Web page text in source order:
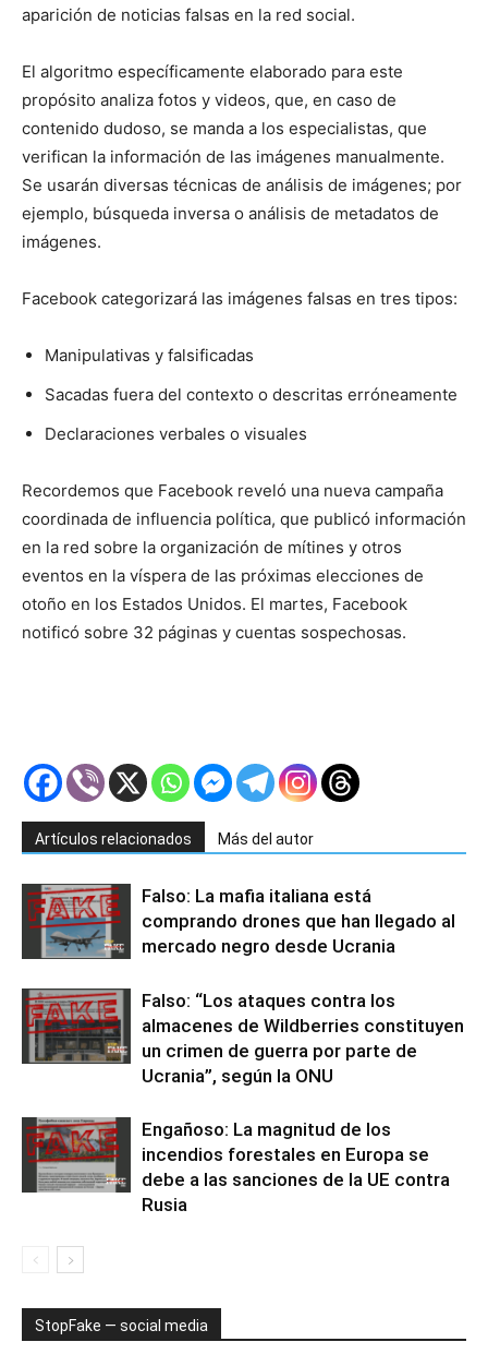
aparición de noticias falsas en la red social.
El algoritmo específicamente elaborado para este
propósito analiza fotos y videos, que, en caso de
contenido dudoso, se manda a los especialistas, que
verifican la información de las imágenes manualmente.
Se usarán diversas técnicas de análisis de imágenes; por
ejemplo, búsqueda inversa o análisis de metadatos de
imágenes.
Facebook categorizará las imágenes falsas en tres tipos:
Manipulativas y falsificadas
Sacadas fuera del contexto o descritas erróneamente
Declaraciones verbales o visuales
Recordemos que Facebook reveló una nueva campaña
coordinada de influencia política, que publicó información
en la red sobre la organización de mítines y otros
eventos en la víspera de las próximas elecciones de
otoño en los Estados Unidos. El martes, Facebook
notificó sobre 32 páginas y cuentas sospechosas.
Artículos relacionados Más del autor
Falso: La mafia italiana está
comprando drones que han llegado al
mercado negro desde Ucrania
Falso: “Los ataques contra los
almacenes de Wildberries constituyen
un crimen de guerra por parte de
Ucrania”, según la ONU
Engañoso: La magnitud de los
incendios forestales en Europa se
debe a las sanciones de la UE contra
Rusia
StopFake — social media